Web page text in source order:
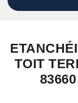
TOIT